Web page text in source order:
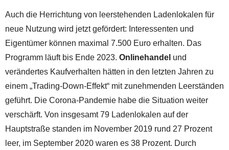
Auch die Herrichtung von leerstehenden Ladenlokalen für
neue Nutzung wird jetzt gefördert: Interessenten und
Eigentümer können maximal 7.500 Euro erhalten. Das
Programm läuft bis Ende 2023. Onlinehandel und
verändertes Kaufverhalten hätten in den letzten Jahren zu
einem „Trading-Down-Effekt“ mit zunehmenden Leerständen
geführt. Die Corona-Pandemie habe die Situation weiter
verschärft. Von insgesamt 79 Ladenlokalen auf der
Hauptstraße standen im November 2019 rund 27 Prozent
leer, im September 2020 waren es 38 Prozent. Durch